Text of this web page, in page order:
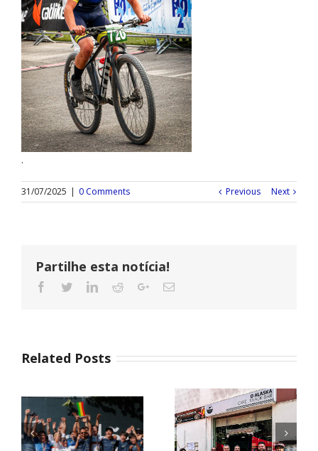
.
31/07/2025 | 0 Comments Previous Next
Partilhe esta notícia!
Related Posts